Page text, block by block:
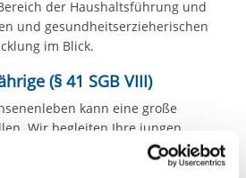
der Haushaltsführung und
und gesundheitserzieherischen
im Blick.
(§ 41 SGB VIII)
kann eine große
Wir begleiten Ihre jungen
zur Selbstständigkeit und
Meilensteine wie den